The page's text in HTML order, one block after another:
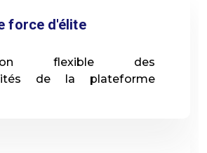
force d'élite
flexible des
de la plateforme